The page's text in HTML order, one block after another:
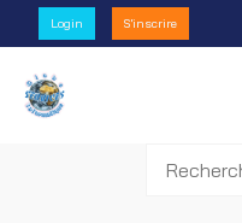
Login S'inscrire